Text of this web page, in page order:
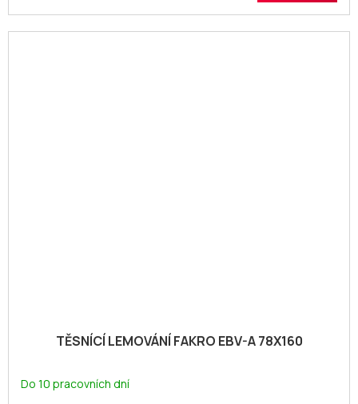
TĚSNÍCÍ LEMOVÁNÍ FAKRO EBV-A 78X160
Do 10 pracovních dní